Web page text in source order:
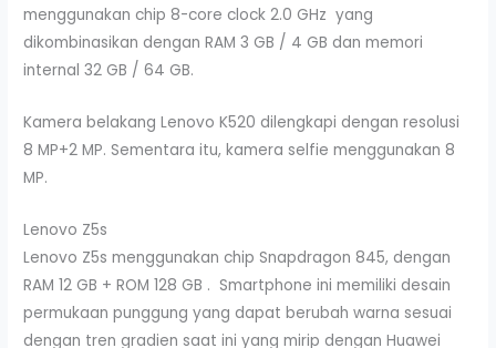
menggunakan chip 8-core clock 2.0 GHz yang
dikombinasikan dengan RAM 3 GB / 4 GB dan memori
internal 32 GB / 64 GB.
Kamera belakang Lenovo K520 dilengkapi dengan resolusi
8 MP+2 MP. Sementara itu, kamera selfie menggunakan 8
MP.
Lenovo Z5s
Lenovo Z5s menggunakan chip Snapdragon 845, dengan
RAM 12 GB + ROM 128 GB . Smartphone ini memiliki desain
permukaan punggung yang dapat berubah warna sesuai
dengan tren gradien saat ini yang mirip dengan Huawei